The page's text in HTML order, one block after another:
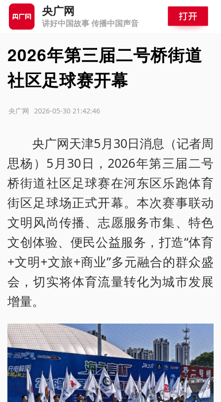
央广网
讲好中国故事 传播中国声音
2026年第三届二号桥街道
社区足球赛开幕
2026-05-30 21:42:46
央广网
央广网天津5月30日消息（记者周
思杨）5月30日，2026年第三届二号
桥街道社区足球赛在河东区乐跑体育
街区足球场正式开幕。本次赛事联动
文明风尚传播、志愿服务市集、特色
文创体验、便民公益服务，打造“体育
+文明+文旅+商业”多元融合的群众盛
会，切实将体育流量转化为城市发展
增量。